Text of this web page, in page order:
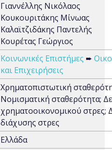
Γιαννέλλης Νικόλαος
Κουκουριτάκης Μίνωας
Καλαϊτζιδάκης Παντελής
Κουρέτας Γεώργιος
Κοινωνικές Επιστήμες ➨
και Επιχειρήσεις
Χρηματοπιστωτική
Νομισματική σταθερότητα;
χρηματοοικονομικού στρες;
διάχυσης στρες
Ελλάδα